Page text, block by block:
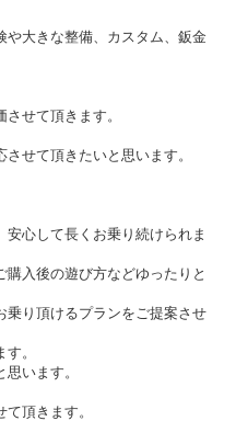
や大きな整備、カスタム、鈑金
せて頂きます。
せて頂きたいと思います。
心して長くお乗り続けられま
入後の遊び方などゆったりと
乗り頂けるプランをご提案させ
。
います。
頂きます。